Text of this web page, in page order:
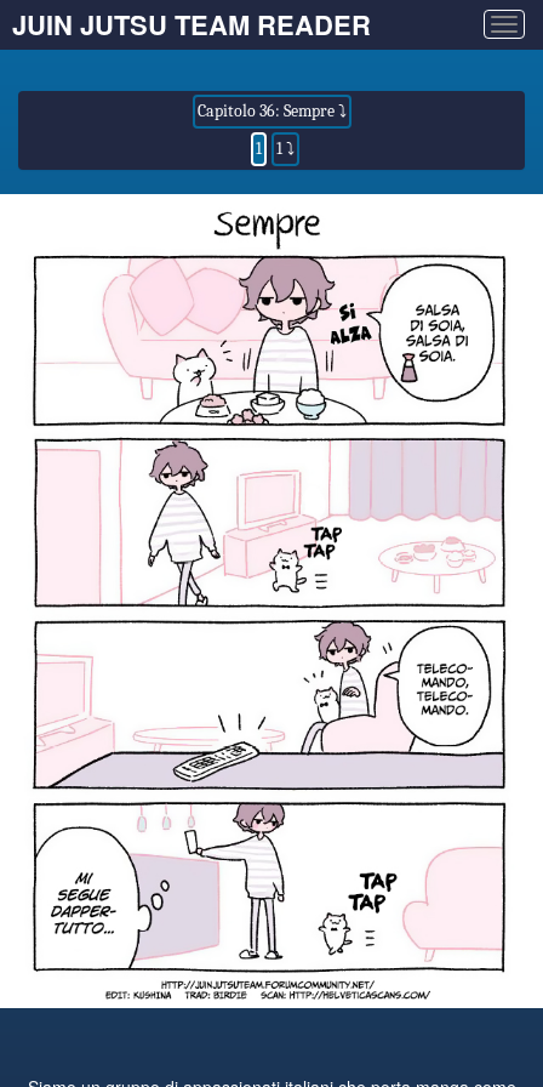
JUIN JUTSU TEAM READER
Capitolo 36: Sempre ⤵
1
1 ⤵